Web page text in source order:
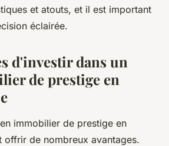
et atouts, et il est important
éclairée.
d'investir dans un
de prestige en
immobilier de prestige en
offrir de nombreux avantages.